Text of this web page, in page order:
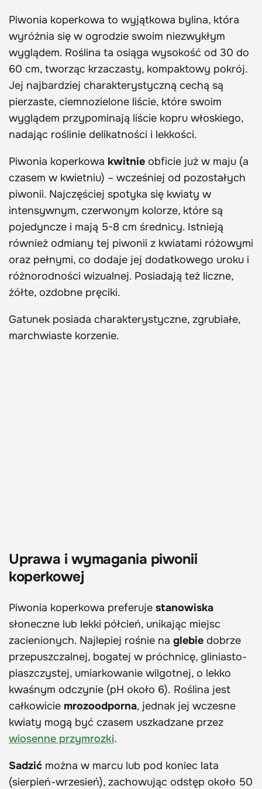
Piwonia koperkowa to wyjątkowa bylina, która
wyróżnia się w ogrodzie swoim niezwykłym
wyglądem. Roślina ta osiąga wysokość od 30 do
60 cm, tworząc krzaczasty, kompaktowy pokrój.
Jej najbardziej charakterystyczną cechą są
pierzaste, ciemnozielone liście, które swoim
wyglądem przypominają liście kopru włoskiego,
nadając roślinie delikatności i lekkości.
Piwonia koperkowa kwitnie obficie już w maju (a
czasem w kwietniu) – wcześniej od pozostałych
piwonii. Najczęściej spotyka się kwiaty w
intensywnym, czerwonym kolorze, które są
pojedyncze i mają 5-8 cm średnicy. Istnieją
również odmiany tej piwonii z kwiatami różowymi
oraz pełnymi, co dodaje jej dodatkowego uroku i
różnorodności wizualnej. Posiadają też liczne,
żółte, ozdobne pręciki.
Gatunek posiada charakterystyczne, zgrubiałe,
marchwiaste korzenie.
Uprawa i wymagania piwonii
koperkowej
Piwonia koperkowa preferuje stanowiska
słoneczne lub lekki półcień, unikając miejsc
zacienionych. Najlepiej rośnie na glebie dobrze
przepuszczalnej, bogatej w próchnicę, gliniasto-
piaszczystej, umiarkowanie wilgotnej, o lekko
kwaśnym odczynie (pH około 6). Roślina jest
całkowicie mrozoodporna, jednak jej wczesne
kwiaty mogą być czasem uszkadzane przez
wiosenne przymrozki.
Sadzić można w marcu lub pod koniec lata
(sierpień-wrzesień), zachowując odstęp około 50